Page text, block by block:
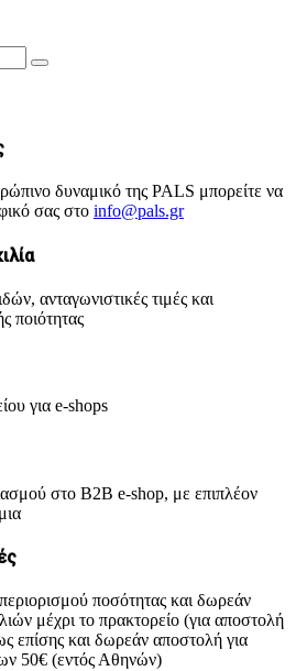
δυναμικό της PALS μπορείτε να
σας στο info@pals.gr
ανταγωνιστικές τιμές και
ποιότητας
για e-shops
στο B2B e-shop, με επιπλέον
ποσότητας και δωρεάν
μέχρι το πρακτορείο (για αποστολή
επίσης και δωρεάν αποστολή για
50€ (εντός Αθηνών)